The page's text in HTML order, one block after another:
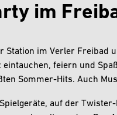
im
Station im Verler Freibad
feiern und
Sommer-Hits. Auch
auf der